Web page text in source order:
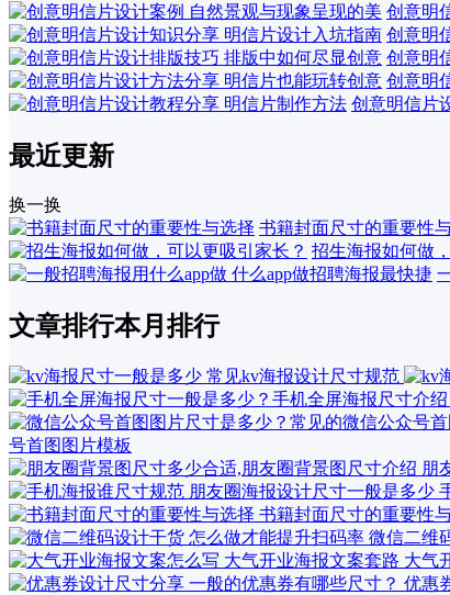
创意明
创意明
创意明
创意明
创意明信片
最近更新
换一换
书籍封面尺寸的重要性
招生海报如何做
文章排行本月排行
号首图图片模板
朋
书籍封面尺寸的重要性
微信二维
大气
优惠